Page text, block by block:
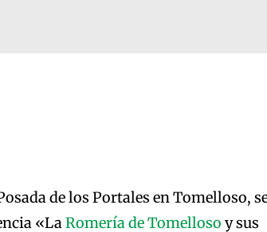
de los Portales en Tomelloso,
«LaRomería de Tomelloso y sus